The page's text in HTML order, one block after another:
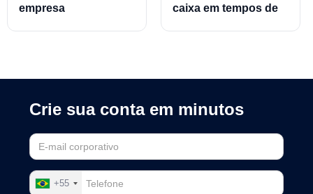
empresa
caixa em tempos de
Crie sua conta em minutos
+55